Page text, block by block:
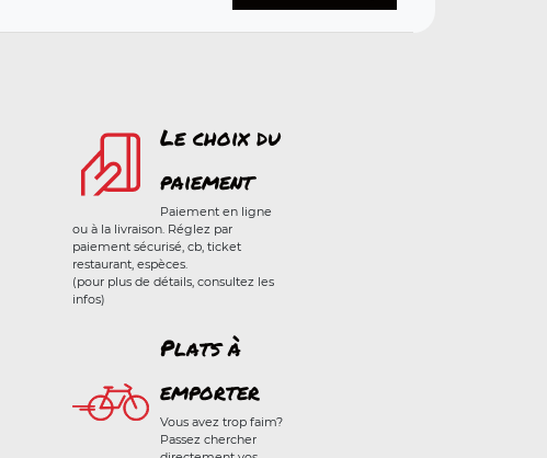
Le choix du
paiement
Paiement en ligne
ou à la livraison. Réglez par
paiement sécurisé, cb, ticket
restaurant, espèces.
(pour plus de détails, consultez les
infos)
Plats à
emporter
Vous avez trop faim?
Passez chercher